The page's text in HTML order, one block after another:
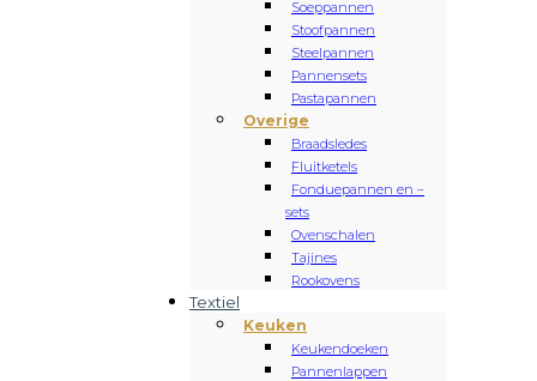
Soeppannen
Stoofpannen
Steelpannen
Pannensets
Pastapannen
Overige
Braadsledes
Fluitketels
Fonduepannen en –
sets
Ovenschalen
Tajines
Rookovens
Textiel
Keuken
Keukendoeken
Pannenlappen